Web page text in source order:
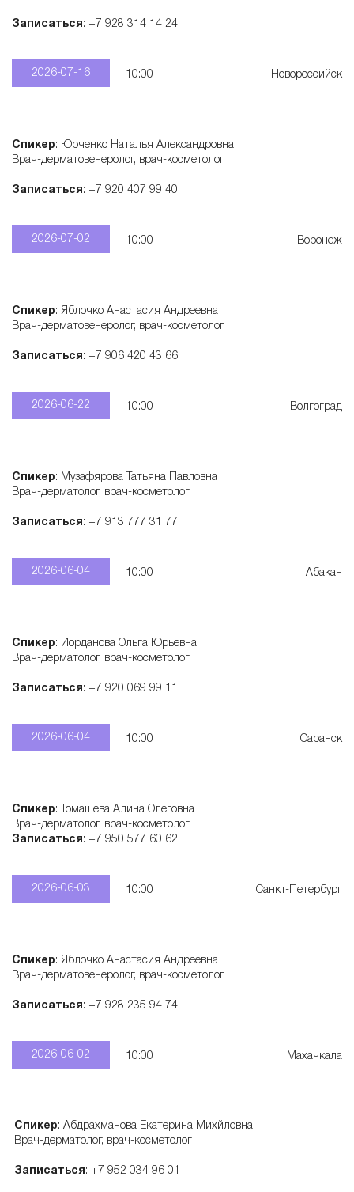
с
м
т
о
г
ч
е
с
к
х
п
р
п
р
а
т
о
Записаться: +7 928 314 14 24
2026-07-16 10:00 Новороссийск
Спикер: Юрченко Наталья Александровна
Врач-дерматовенеролог, врач-косметолог
Записаться: +7 920 407 99 40
2026-07-02 10:00 Воронеж
Спикер: Яблочко Анастасия Андреевна
Врач-дерматовенеролог, врач-косметолог
Записаться: +7 906 420 43 66
2026-06-22 10:00 Волгоград
Спикер: Музафярова Татьяна Павловна
Врач-дерматолог, врач-косметолог
Записаться: +7 913 777 31 77
2026-06-04 10:00 Абакан
Спикер: Иорданова Ольга Юрьевна
Врач-дерматолог, врач-косметолог
Записаться: +7 920 069 99 11
2026-06-04 10:00 Саранск
Спикер: Томашева Алина Олеговна
Врач-дерматолог, врач-косметолог
Записаться: +7 950 577 60 62
2026-06-03 10:00 Санкт-Петербург
Спикер: Яблочко Анастасия Андреевна
Врач-дерматовенеролог, врач-косметолог
Записаться: +7 928 235 94 74
2026-06-02 10:00 Махачкала
Спикер: Абдрахманова Екатерина Михйловна
Врач-дерматолог, врач-косметолог
Записаться: +7 952 034 96 01